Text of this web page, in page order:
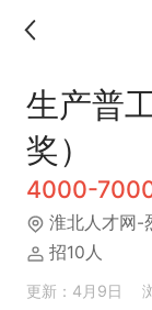
生产普
奖）
4000-
淮北人才网-
招10人
更新：4月9日